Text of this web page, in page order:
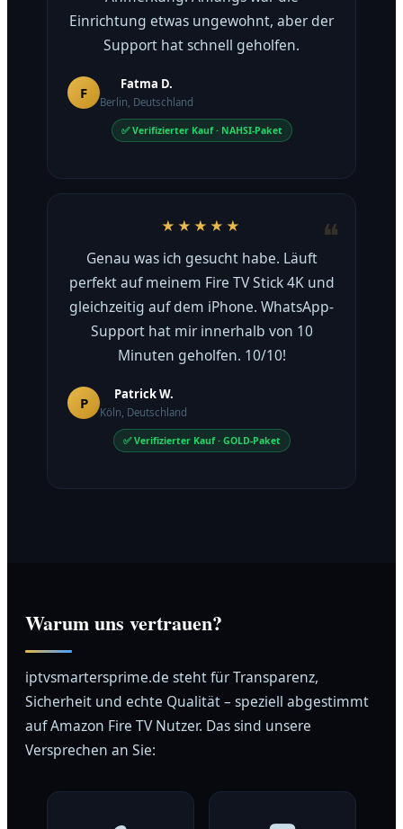
Einrichtung etwas ungewohnt, aber der
Support hat schnell geholfen.
F Fatma D.
Berlin, Deutschland
✅ Verifizierter Kauf · NAHSI-Paket
★★★★★
Genau was ich gesucht habe. Läuft
perfekt auf meinem Fire TV Stick 4K und
gleichzeitig auf dem iPhone. WhatsApp-
Support hat mir innerhalb von 10
Minuten geholfen. 10/10!
P Patrick W.
Köln, Deutschland
✅ Verifizierter Kauf · GOLD-Paket
Warum uns vertrauen?
iptvsmartersprime.de steht für Transparenz,
Sicherheit und echte Qualität – speziell abgestimmt
auf Amazon Fire TV Nutzer. Das sind unsere
Versprechen an Sie: